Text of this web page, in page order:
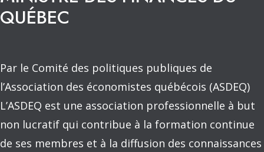
QUÉBEC
Par le Comité des politiques publiques de
l’Association des économistes québécois (ASDEQ)
L’ASDEQ est une association professionnelle à but
non lucratif qui contribue à la formation continue
de ses membres et à la diffusion des connaissances